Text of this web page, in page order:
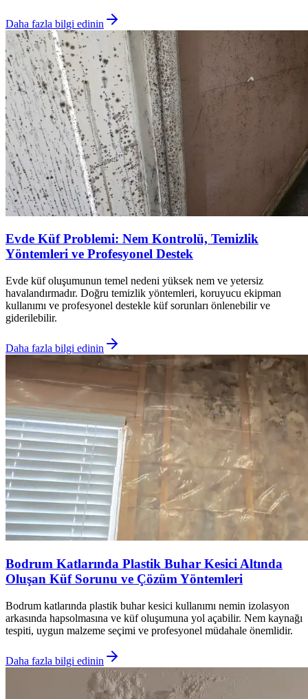
Daha fazla bilgi edinin
Evde Küf Problemi: Nem Kontrolü, Temizlik
Yöntemleri ve Profesyonel Destek
Evde küf oluşumunun temel nedeni yüksek nem ve yetersiz
havalandırmadır. Doğru temizlik yöntemleri, koruyucu ekipman
kullanımı ve profesyonel destekle küf sorunları önlenebilir ve
giderilebilir.
Daha fazla bilgi edinin
Bodrum Katlarında Plastik Buhar Kesici Altında
Oluşan Küf Sorunu ve Çözüm Yöntemleri
Bodrum katlarında plastik buhar kesici kullanımı nemin izolasyon
arkasında hapsolmasına ve küf oluşumuna yol açabilir. Nem kaynağı
tespiti, uygun malzeme seçimi ve profesyonel müdahale önemlidir.
Daha fazla bilgi edinin